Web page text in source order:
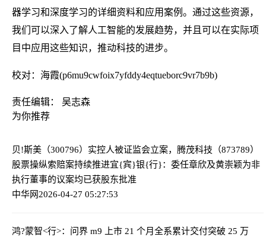
器学习和深度学习的详细资料和应用案例。通过这些资源，
我们可以深入了解人工智能的发展趋势，并且可以在实际项
目中应用这些知识，推动科技的进步。
校对：海霞(p6mu9cwfoix7yfddy4eqtueborc9vr7b9b)
责任编辑： 吴志森
为你推荐
贝!斯美（300796）实控人被证监会立案，腾茂科技（873789）
股票操纵索赔案持续推进宜{宾}银{行}：委任章欣及黄崇颖为非
执行董事的议案均已获股东批准
中华网2026-04-27 05:27:53
鸿?蒙智<行>：问界 m9 上市 21 个月全系累计交付突破 25 万